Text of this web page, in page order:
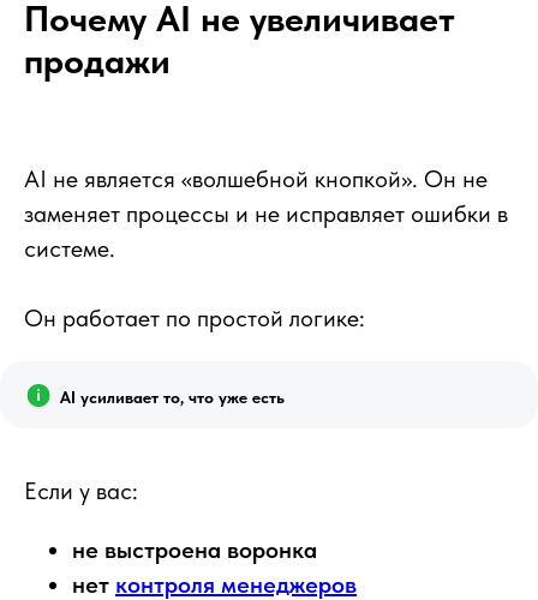
Почему AI не увеличивает
продажи
AI не является «волшебной кнопкой». Он не
заменяет процессы и не исправляет ошибки в
системе.
Он работает по простой логике:
AI усиливает то, что уже есть
Если у вас:
не выстроена воронка
нет контроля менеджеров